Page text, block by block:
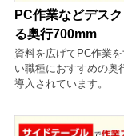
PC作業などデス
る奥行700mm
資料を広げてPC作業
い職種におすすめの奥
導入されています。